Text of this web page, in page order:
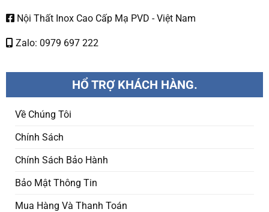
Nội Thất Inox Cao Cấp Mạ PVD - Việt Nam
Zalo: 0979 697 222
HỔ TRỢ KHÁCH HÀNG.
Về Chúng Tôi
Chính Sách
Chính Sách Bảo Hành
Bảo Mật Thông Tin
Mua Hàng Và Thanh Toán